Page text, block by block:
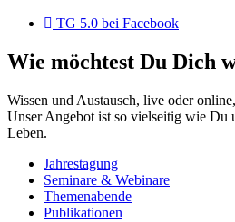
TG 5.0 bei Facebook
Wie möchtest Du Dich
Wissen und Austausch, live oder
Unser Angebot ist so vielseitig wie Du
Leben.
Jahrestagung
Seminare & Webinare
Themenabende
Publikationen